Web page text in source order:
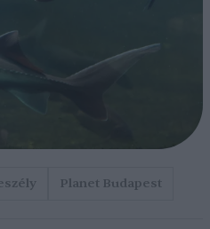
Planet Budapest